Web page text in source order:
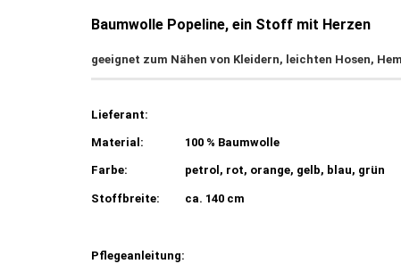
Baumwolle Popeline, ein Stoff mit Herzen
geeignet zum Nähen von Kleidern, leichten Hosen,
Lieferant:
Material: 100 % Baumwolle
Farbe: petrol, rot, orange, gelb, blau, grün
Stoffbreite: ca. 140 cm
Pflegeanleitung: